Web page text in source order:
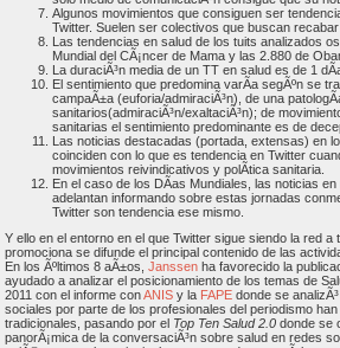
Algunos movimientos que consiguen ser
Twitter. Suelen ser colectivos que buscan
Las tendencias en salud de los tuits analizados
Mundial del CÃ¡ncer de Mama y las 2.880 de
La duraciÃ³n media de un TT en salud es de 1
El sentimiento que predomina varÃ­a segÃºn se
campaÃ±a (euforia/admiraciÃ³n), de una
sanitarios(admiraciÃ³n/exaltaciÃ³n); de
sanitarias el sentimiento predominante es de
Las noticias destacadas (portada, extensas) en
coinciden con lo que es tendencia en Twitter
movimientos reivindicativos y polÃ­tica sanitaria.
En el caso de los DÃ­as Mundiales, las noticias
adelantan informando sobre estas jornadas
Twitter son tendencia ese mismo.
Y ello en el entorno en el que Twitter sigue siendo la red
promociona se difunde el principal contenido de las
En los Ãºltimos 8 aÃ±os, Janssen ha favorecido la
ayudado a analizar el posicionamiento de los temas de
2011 con el informe conANIS y la FAPE donde se
sociales por parte de los profesionales del periodismo
tradicionales, pasando por el Top Ten Salud 2.0 donde se
panorÃ¡mica de la conversaciÃ³n sobre salud en redes